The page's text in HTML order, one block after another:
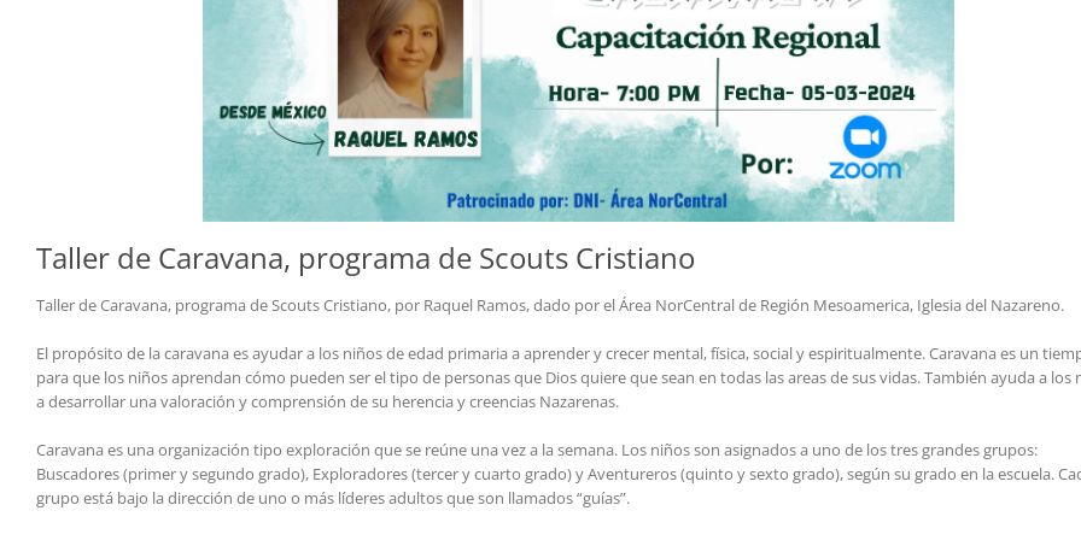
Taller de Caravana, programa de Scouts Cristiano
Taller de Caravana, programa de Scouts Cristiano, por Raquel Ramos, dado por el Área NorCentral de Región Mesoamerica, Iglesia del Nazareno.
El propósito de la caravana es ayudar a los niños de edad primaria a aprender y crecer mental, física, social y espiritualmente. Caravana es un
para que los niños aprendan cómo pueden ser el tipo de personas que Dios quiere que sean en todas las areas de sus vidas. También ayuda a los
a desarrollar una valoración y comprensión de su herencia y creencias Nazarenas.
Caravana es una organización tipo exploración que se reúne una vez a la semana. Los niños son asignados a uno de los tres grandes grupos:
Buscadores (primer y segundo grado), Exploradores (tercer y cuarto grado) y Aventureros (quinto y sexto grado), según su grado en la escuela.
grupo está bajo la dirección de uno o más líderes adultos que son llamados “guías”.